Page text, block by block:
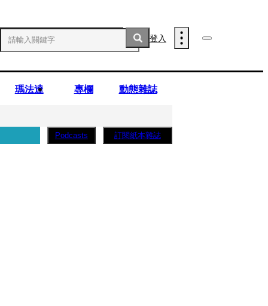
登入
瑪法達 專欄 動態雜誌
Podcasts 訂閱紙本雜誌